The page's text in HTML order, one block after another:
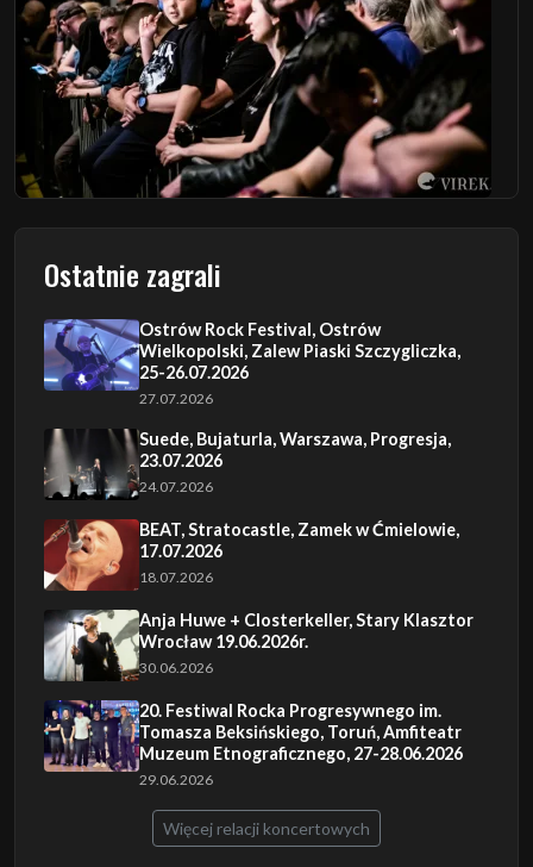
Ostatnie zagrali
Ostrów Rock Festival, Ostrów
Wielkopolski, Zalew Piaski Szczygliczka,
25-26.07.2026
27.07.2026
Suede, Bujaturla, Warszawa, Progresja,
23.07.2026
24.07.2026
BEAT, Stratocastle, Zamek w Ćmielowie,
17.07.2026
18.07.2026
Anja Huwe + Closterkeller, Stary Klasztor
Wrocław 19.06.2026r.
30.06.2026
20. Festiwal Rocka Progresywnego im.
Tomasza Beksińskiego, Toruń, Amfiteatr
Muzeum Etnograficznego, 27-28.06.2026
29.06.2026
Więcej relacji koncertowych